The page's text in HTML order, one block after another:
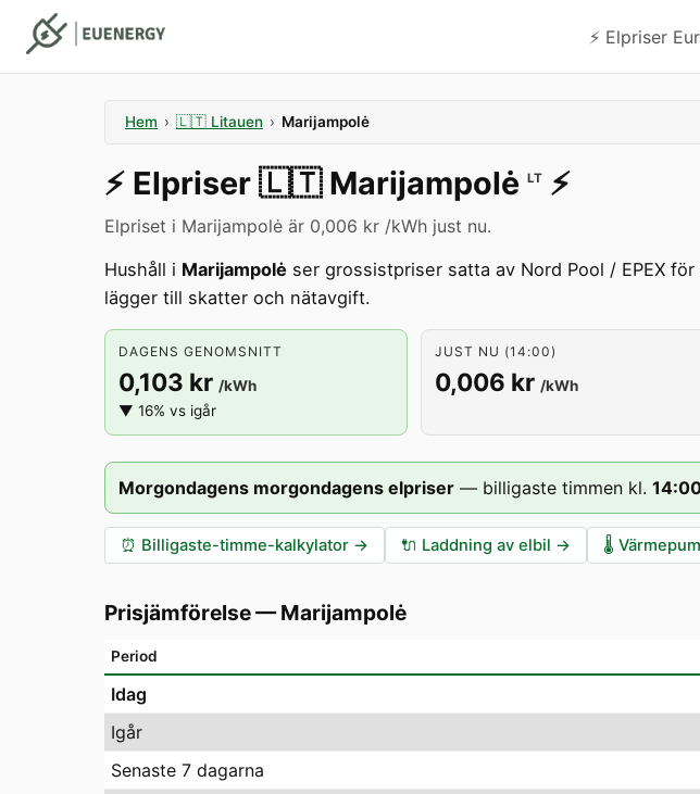
⚡️ Elpriser
Hem › 🇱🇹 Litauen › Marijampolė
⚡️ Elpriser 🇱🇹 Marijampolė LT ⚡️
Elpriset i Marijampolė är 0,006 kr /kWh just nu.
Hushåll i Marijampolė ser grossistpriser satta av Nord Pool / EPEX
lägger till skatter och nätavgift.
DAGENS GENOMSNITT
0,103 kr /kWh
▼ 16% vs igår
JUST NU (14:00)
0,006 kr /kWh
Morgondagens morgondagens elpriser — billigaste timmen kl. 14
⏰ Billigaste-timme-kalkylator → 🔌 Laddning av elbil → 🌡️
Prisjämförelse—Marijampolė
Period
Idag
Igår
Senaste 7 dagarna